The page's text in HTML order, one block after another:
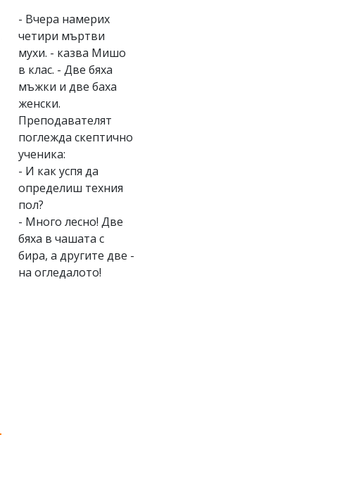
- Вчера намерих
четири мъртви
мухи. - казва Мишо
в клас. - Две бяха
мъжки и две баха
женски.
Преподавателят
поглежда скептично
ученика:
- И как успя да
определиш техния
пол?
- Много лесно! Две
бяха в чашата с
бира, а другите две -
на огледалото!